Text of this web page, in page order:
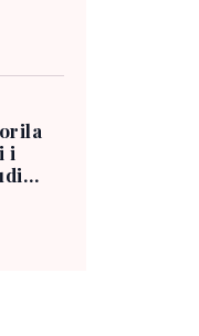
i